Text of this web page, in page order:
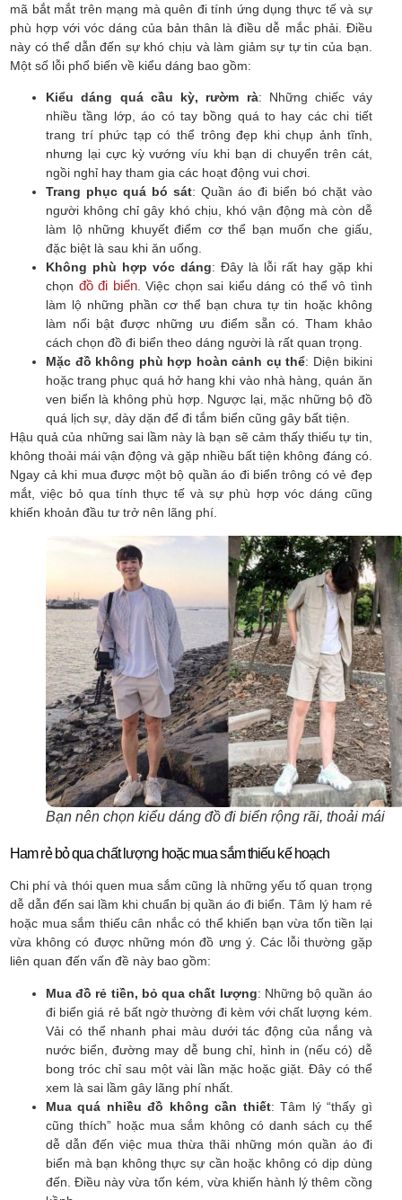
mã bắt mắt trên mạng mà quên đi tính ứng dụng thực tế và sự
phù hợp với vóc dáng của bản thân là điều dễ mắc phải. Điều
này có thể dẫn đến sự khó chịu và làm giảm sự tự tin của bạn.
Một số lỗi phổ biến về kiểu dáng bao gồm:
Kiểu dáng quá cầu kỳ, rườm rà: Những chiếc váy
nhiều tầng lớp, áo có tay bồng quá to hay các chi tiết
trang trí phức tạp có thể trông đẹp khi chụp ảnh tĩnh,
nhưng lại cực kỳ vướng víu khi bạn di chuyển trên cát,
ngồi nghỉ hay tham gia các hoạt động vui chơi.
Trang phục quá bó sát: Quần áo đi biển bó chặt vào
người không chỉ gây khó chịu, khó vận động mà còn dễ
làm lộ những khuyết điểm cơ thể bạn muốn che giấu,
đặc biệt là sau khi ăn uống.
Không phù hợp vóc dáng: Đây là lỗi rất hay gặp khi
chọn đồ đi biển. Việc chọn sai kiểu dáng có thể vô tình
làm lộ những phần cơ thể bạn chưa tự tin hoặc không
làm nổi bật được những ưu điểm sẵn có. Tham khảo
cách chọn đồ đi biển theo dáng người là rất quan trọng.
Mặc đồ không phù hợp hoàn cảnh cụ thể: Diện bikini
hoặc trang phục quá hở hang khi vào nhà hàng, quán ăn
ven biển là không phù hợp. Ngược lại, mặc những bộ đồ
quá lịch sự, dày dặn để đi tắm biển cũng gây bất tiện.
Hậu quả của những sai lầm này là bạn sẽ cảm thấy thiếu tự tin,
không thoải mái vận động và gặp nhiều bất tiện không đáng có.
Ngay cả khi mua được một bộ quần áo đi biển trông có vẻ đẹp
mắt, việc bỏ qua tính thực tế và sự phù hợp vóc dáng cũng
khiến khoản đầu tư trở nên lãng phí.
Bạn nên chọn kiểu dáng đồ đi biển rộng rãi, thoải mái
Ham rẻ bỏ qua chất lượng hoặc mua sắm thiếu kế hoạch
Chi phí và thói quen mua sắm cũng là những yếu tố quan trọng
dễ dẫn đến sai lầm khi chuẩn bị quần áo đi biển. Tâm lý ham rẻ
hoặc mua sắm thiếu cân nhắc có thể khiến bạn vừa tốn tiền lại
vừa không có được những món đồ ưng ý. Các lỗi thường gặp
liên quan đến vấn đề này bao gồm:
Mua đồ rẻ tiền, bỏ qua chất lượng: Những bộ quần áo
đi biển giá rẻ bất ngờ thường đi kèm với chất lượng kém.
Vải có thể nhanh phai màu dưới tác động của nắng và
nước biển, đường may dễ bung chỉ, hình in (nếu có) dễ
bong tróc chỉ sau một vài lần mặc hoặc giặt. Đây có thể
xem là sai lầm gây lãng phí nhất.
Mua quá nhiều đồ không cần thiết: Tâm lý “thấy gì
cũng thích” hoặc mua sắm không có danh sách cụ thể
dễ dẫn đến việc mua thừa thãi những món quần áo đi
biển mà bạn không thực sự cần hoặc không có dịp dùng
đến. Điều này vừa tốn kém, vừa khiến hành lý thêm cồng